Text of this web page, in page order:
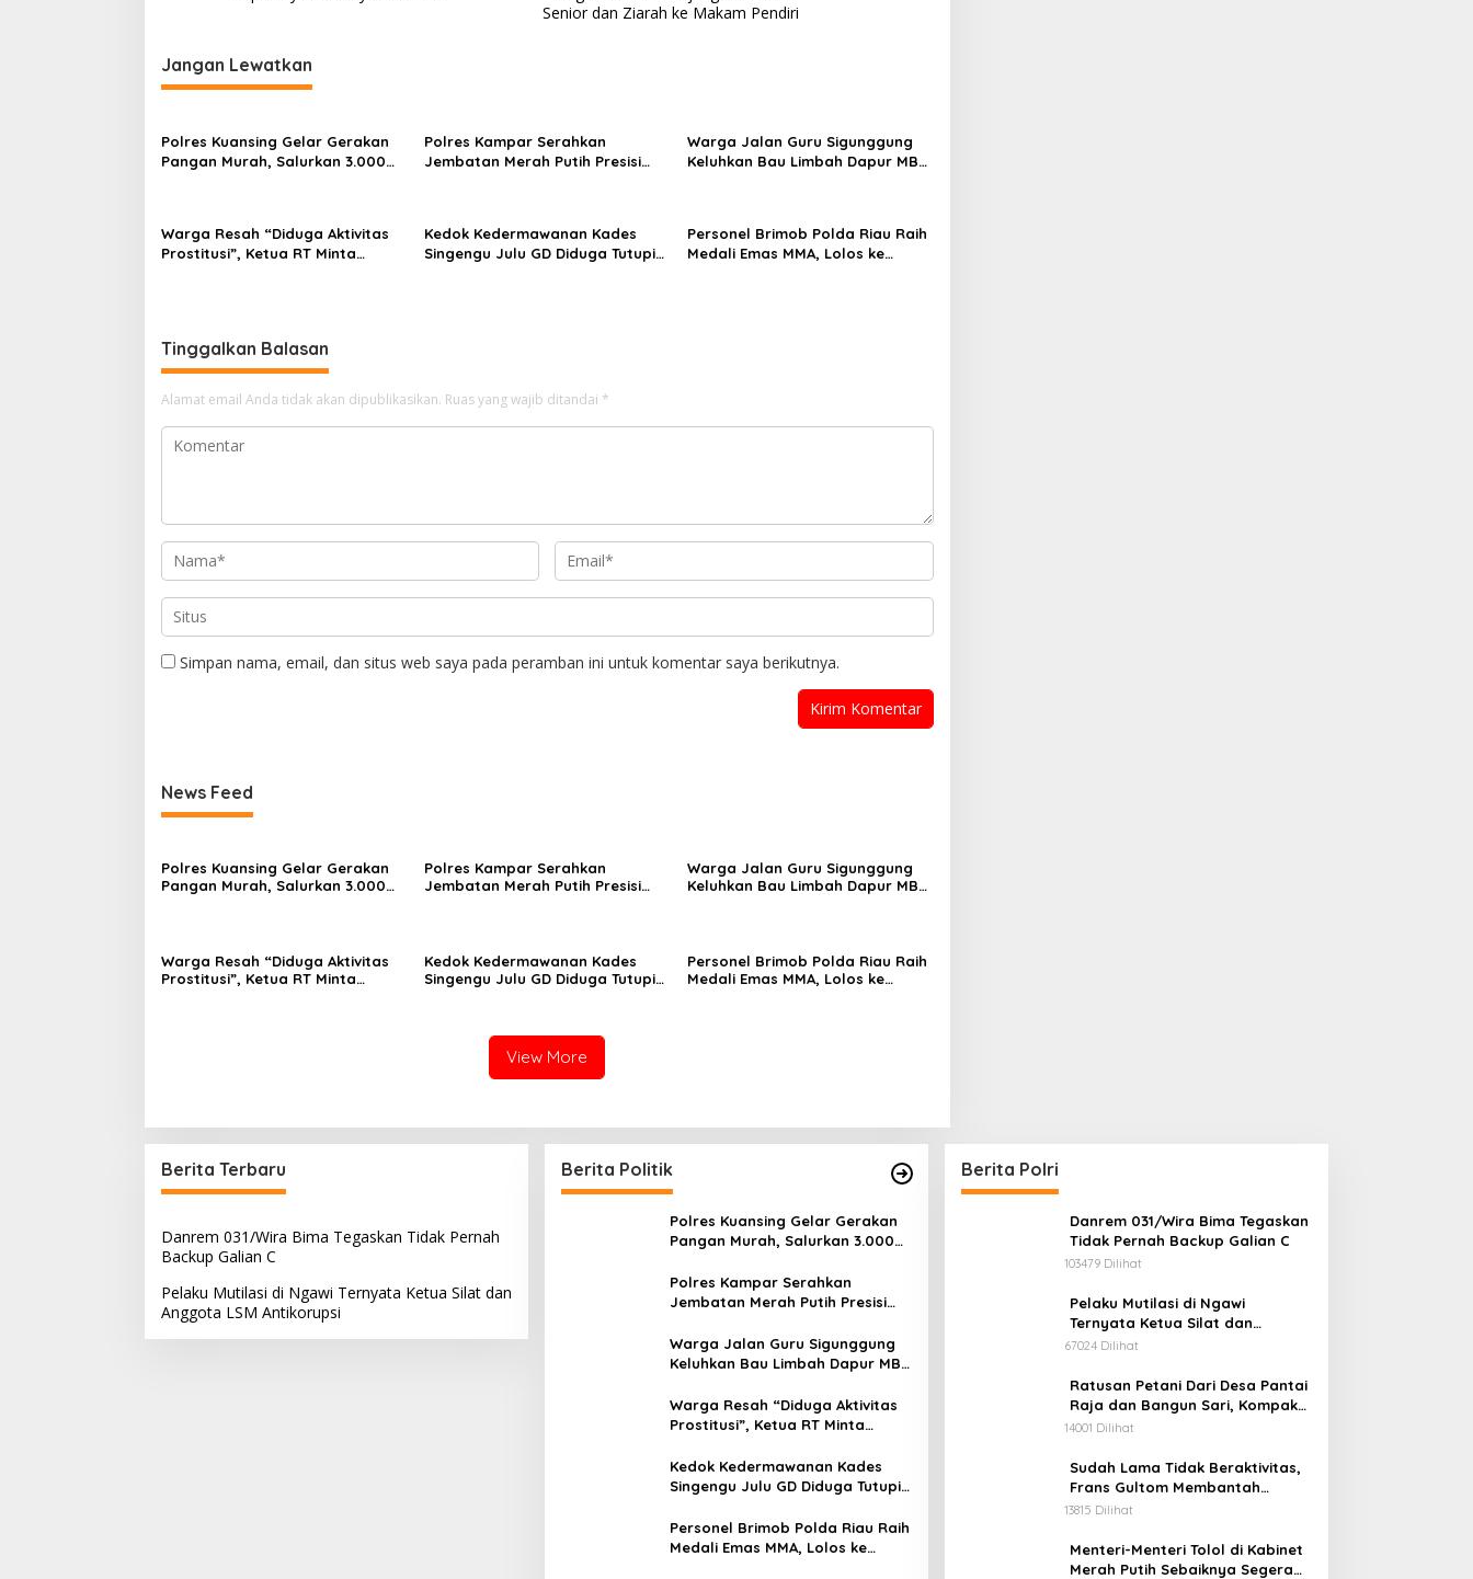
g
a
i
s
Senior dan Ziarah ke Makam Pendiri
Jangan Lewatkan
Polres Kuansing Gelar Gerakan
Pangan Murah, Salurkan 3.000
Polres Kampar Serahkan
Jembatan Merah Putih Presisi
Warga Jalan Guru Sigunggung
Keluhkan Bau Limbah Dapur MBG
Warga Resah “Diduga Aktivitas
Prostitusi”, Ketua RT Minta
Kedok Kedermawanan Kades
Singengu Julu GD Diduga Tutupi
Personel Brimob Polda Riau Raih
Medali Emas MMA, Lolos ke
Tinggalkan Balasan
Alamat email Anda tidak akan dipublikasikan. Ruas yang wajib ditandai *
Simpan nama, email, dan situs web saya pada peramban ini untuk komentar saya berikutnya.
News Feed
Polres Kuansing Gelar Gerakan
Pangan Murah, Salurkan 3.000
Polres Kampar Serahkan
Jembatan Merah Putih Presisi
Warga Jalan Guru Sigunggung
Keluhkan Bau Limbah Dapur MBG
Warga Resah “Diduga Aktivitas
Prostitusi”, Ketua RT Minta
Kedok Kedermawanan Kades
Singengu Julu GD Diduga Tutupi
Personel Brimob Polda Riau Raih
Medali Emas MMA, Lolos ke
View More
Berita Terbaru
Danrem 031/Wira Bima Tegaskan Tidak Pernah
Backup Galian C
Pelaku Mutilasi di Ngawi Ternyata Ketua Silat dan
Anggota LSM Antikorupsi
Berita Politik
Polres Kuansing Gelar Gerakan
Pangan Murah, Salurkan 3.000
Masyarakat
Polres Kampar Serahkan
Jembatan Merah Putih Presisi
Jambu Kuok
Warga Jalan Guru Sigunggung
Keluhkan Bau Limbah Dapur MBG
Warga Resah “Diduga Aktivitas
Prostitusi”, Ketua RT Minta
Legalitas dan Aktivitas Z
Homestay di Jalan Tanjung
Kedok Kedermawanan Kades
Singengu Julu GD Diduga Tutupi
Personel Brimob Polda Riau Raih
Medali Emas MMA, Lolos ke
Berita Polri
Danrem 031/Wira Bima Tegaskan
Tidak Pernah Backup Galian C
103479 Dilihat
Pelaku Mutilasi di Ngawi
Ternyata Ketua Silat dan
Anggota LSM Antikorupsi
67024 Dilihat
Ratusan Petani Dari Desa Pantai
Raja dan Bangun Sari, Kompak
Usir dan Tahan Alat Berat Milik
14001 Dilihat
Sudah Lama Tidak Beraktivitas,
Frans Gultom Membantah
Memiliki Gudang Penimbunan
13815 Dilihat
Menteri-Menteri Tolol di Kabinet
Merah Putih Sebaiknya Segera